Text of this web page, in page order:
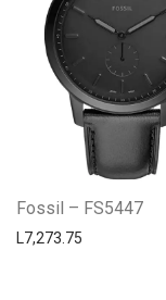
Fossil – FS5447
L7,273.75